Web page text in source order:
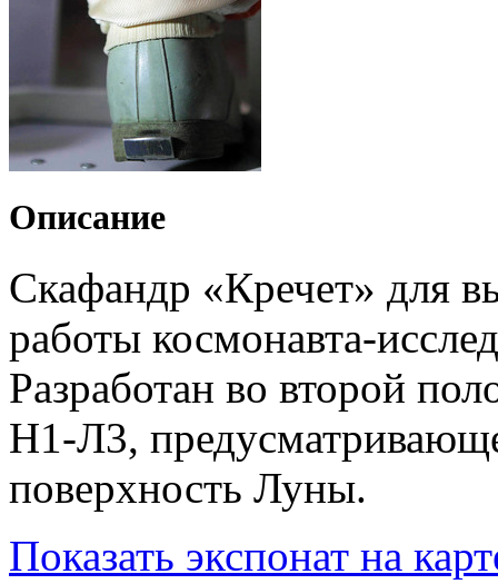
Описание
Скафандр «Кречет» для
работы космонавта-
Разработан во второй
Н1-Л3,
поверхность Луны.
Показать экспонат на